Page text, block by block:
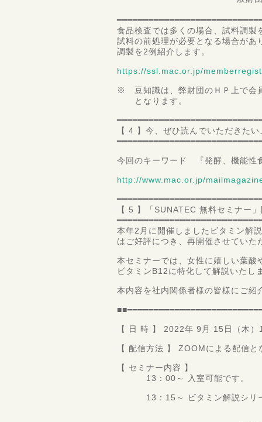
食品検査では多くの場合、試料調
試料の前処理が必要となる場合が
調製を2例紹介します。
https://ssl.mac.or.jp/
※ 豆知識は、弊財団のＨＰ上で会
となります。
【 4 】今、ぜひ読んでいただきた
今回のキーワード 『発酵、機能
http://www.mac.or.jp/
【 5 】「SUNATEC 無料セミナー
本年2月に開催しましたビタミン解
はご好評につき、再開催させていた
本セミナーでは、女性に嬉しい葉
ビタミンB12に特化して解説いたし
本内容を社内関係者様の皆様にご紹
【 日 時 】 2022年 9月 15日（木
【 配信方法 】 ZOOMによる配信と
【 セミナー内容 】
13：00～ 入室可能です。
13：15～ ビタミン解説シリー